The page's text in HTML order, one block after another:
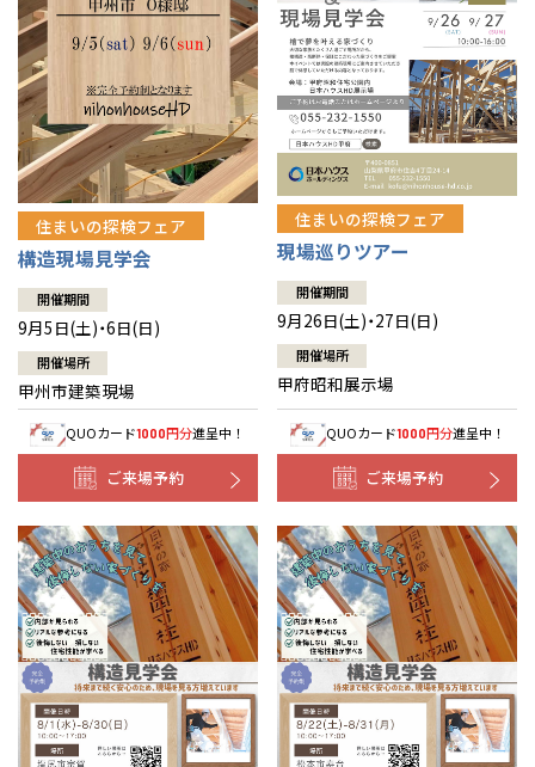
住まいの探検フェア
構造現場見学会
開催期間
9月5日(土)・6日(日)
開催場所
甲州市建築現場
QUOカード1000円分進呈中！
ご来場予約
住まいの探検フェア
現場巡りツアー
開催期間
9月26日(土)・27日(日)
開催場所
甲府昭和展示場
QUOカード1000円分進呈中！
ご来場予約